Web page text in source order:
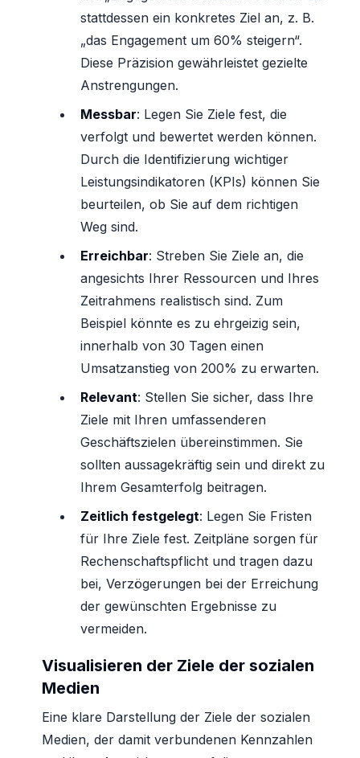
stattdessen ein konkretes Ziel an, z. B.
„das Engagement um 60% steigern“.
Diese Präzision gewährleistet gezielte
Anstrengungen.
Messbar: Legen Sie Ziele fest, die
verfolgt und bewertet werden können.
Durch die Identifizierung wichtiger
Leistungsindikatoren (KPIs) können Sie
beurteilen, ob Sie auf dem richtigen
Weg sind.
Erreichbar: Streben Sie Ziele an, die
angesichts Ihrer Ressourcen und Ihres
Zeitrahmens realistisch sind. Zum
Beispiel könnte es zu ehrgeizig sein,
innerhalb von 30 Tagen einen
Umsatzanstieg von 200% zu erwarten.
Relevant: Stellen Sie sicher, dass Ihre
Ziele mit Ihren umfassenderen
Geschäftszielen übereinstimmen. Sie
sollten aussagekräftig sein und direkt zu
Ihrem Gesamterfolg beitragen.
Zeitlich festgelegt: Legen Sie Fristen
für Ihre Ziele fest. Zeitpläne sorgen für
Rechenschaftspflicht und tragen dazu
bei, Verzögerungen bei der Erreichung
der gewünschten Ergebnisse zu
vermeiden.
Visualisieren der Ziele der sozialen
Medien
Eine klare Darstellung der Ziele der sozialen
Medien, der damit verbundenen Kennzahlen